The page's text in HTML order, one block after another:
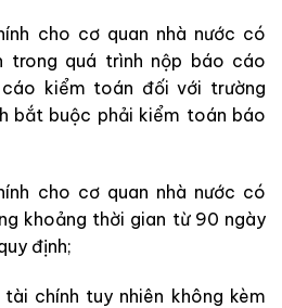
cho cơ quan nhà nước có
trong quá trình nộp báo cáo
kiểm toán đối với trường
bắt buộc phải kiểm toán báo
cho cơ quan nhà nước có
khoảng thời gian từ 90 ngày
định;
chính tuy nhiên không kèm